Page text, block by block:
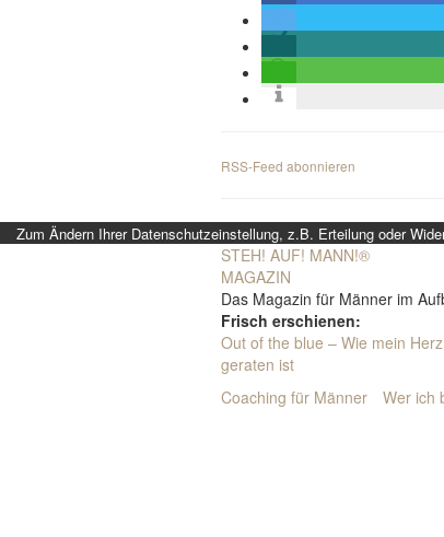
RSS-Feed abonnieren
Zum Ändern Ihrer Datenschutzeinstellung, z.B. Erteilung oder
STEH! AUF! MANN!®
MAGAZIN
Das Magazin für Männer im
Frisch erschienen:
Out of the blue – Wie mein
geraten ist
Coaching für Männer Wer ich